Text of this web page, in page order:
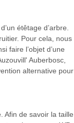
étêtage d’arbre.
Pour cela, nous
faire l’objet d’une
Auberbosc,
alternative pour
Afin de savoir la taille